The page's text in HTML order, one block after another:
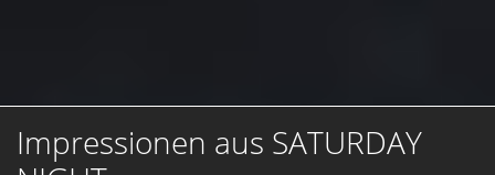
Impressionen aus SATURDAY